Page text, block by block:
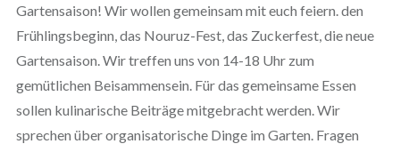
Gartensaison! Wir wollen gemeinsam mit euch feiern. den
Frühlingsbeginn, das Nouruz-Fest, das Zuckerfest, die neue
Gartensaison. Wir treffen uns von 14-18 Uhr zum
gemütlichen Beisammensein. Für das gemeinsame Essen
sollen kulinarische Beiträge mitgebracht werden. Wir
sprechen über organisatorische Dinge im Garten. Fragen